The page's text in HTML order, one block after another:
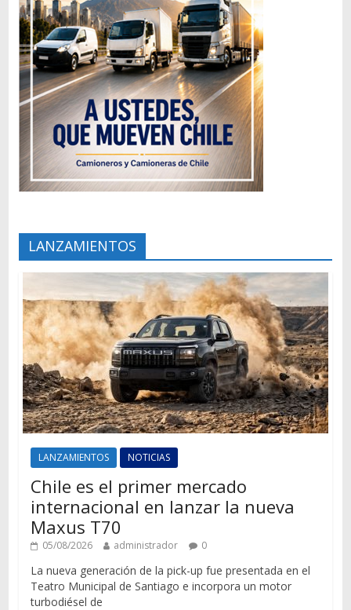
LANZAMIENTOS
LANZAMIENTOS NOTICIAS
Chile es el primer mercado
internacional en lanzar la nueva
Maxus T70
05/08/2026 administrador 0
La nueva generación de la pick-up fue presentada en el
Teatro Municipal de Santiago e incorpora un motor
turbodiésel de